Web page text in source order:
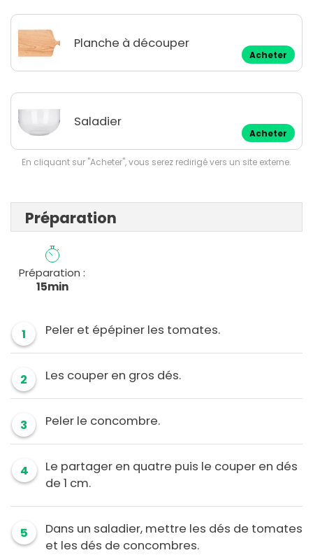
Planche à découper
Acheter
Saladier
Acheter
En cliquant sur "Acheter", vous serez redirigé vers un site externe.
Préparation
Préparation :
15min
1 Peler et épépiner les tomates.
2 Les couper en gros dés.
3 Peler le concombre.
4
Le partager en quatre puis le couper en dés
de 1 cm.
5
Dans un saladier, mettre les dés de tomates
et les dés de concombres.